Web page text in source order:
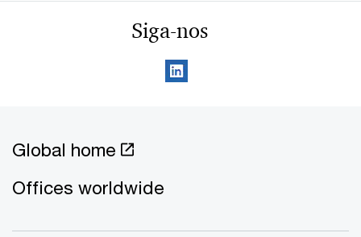
Siga-nos
Global home
Offices worldwide